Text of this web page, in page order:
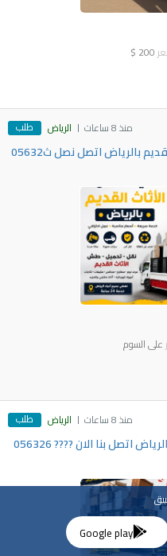
200
$
منذ 8 ساعات الرياض طلب
دينا طش وتخلص من الاثاث القديم بالرياض اتصل نصل ث05632
على السوم
منذ 8 ساعات الرياض طلب
دينا تخلص من الاثاث القديم بالرياض اتصل بنا الان ???? 056326
Google play